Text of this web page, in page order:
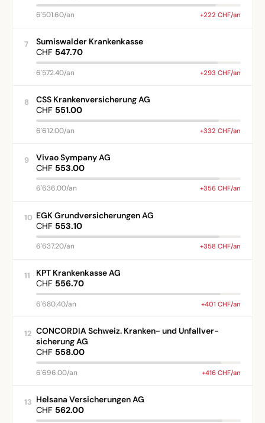
6'501.60/an +222 CHF/an
7
Sumiswalder Krankenkasse
CHF 547.70
6'572.40/an +293 CHF/an
8
CSS Krankenversicherung AG
CHF 551.00
6'612.00/an +332 CHF/an
9
Vivao Sympany AG
CHF 553.00
6'636.00/an +356 CHF/an
10 EGK Grundversicherungen AG
CHF 553.10
6'637.20/an +358 CHF/an
11
KPT Krankenkasse AG
CHF 556.70
6'680.40/an +401 CHF/an
12 CONCORDIA Schweiz. Kranken- und Unfallver-
sicherung AG
CHF 558.00
6'696.00/an +416 CHF/an
13 Helsana Versicherungen AG
CHF 562.00